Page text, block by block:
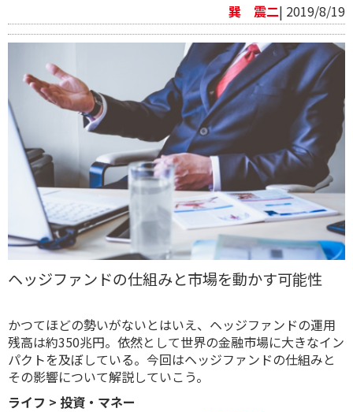
巽 震二| 2019/8/19
ヘッジファンドの仕組みと市場を動かす可能性
かつてほどの勢いがないとはいえ、ヘッジファンドの運用
残高は約350兆円。依然として世界の金融市場に大きなイン
パクトを及ぼしている。今回はヘッジファンドの仕組みと
その影響について解説していこう。
ライフ > 投資・マネー